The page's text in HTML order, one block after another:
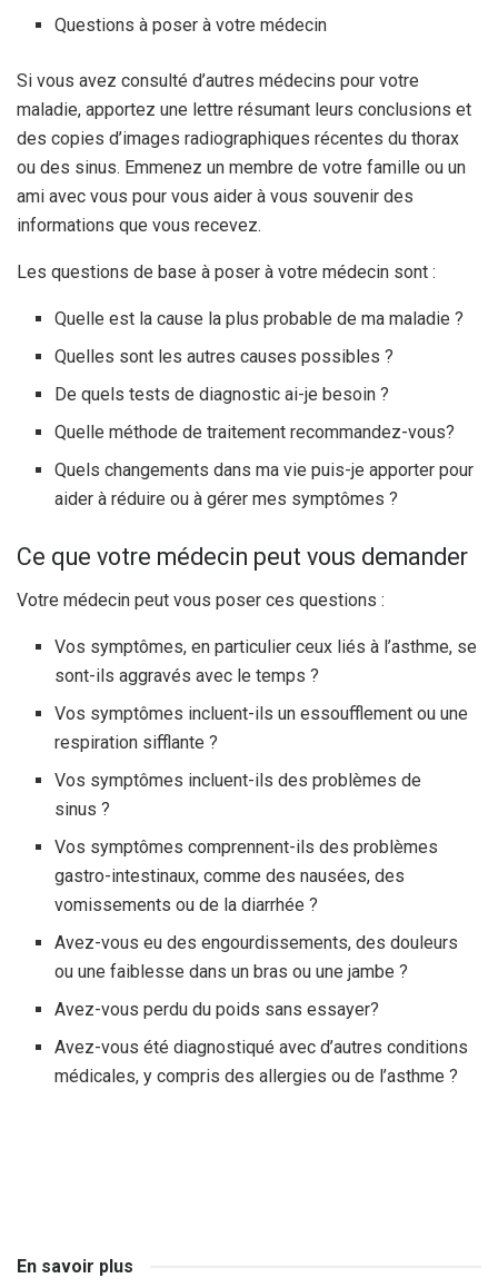
Questions à poser à votre médecin
Si vous avez consulté d’autres médecins pour votre
maladie, apportez une lettre résumant leurs conclusions et
des copies d’images radiographiques récentes du thorax
ou des sinus. Emmenez un membre de votre famille ou un
ami avec vous pour vous aider à vous souvenir des
informations que vous recevez.
Les questions de base à poser à votre médecin sont :
Quelle est la cause la plus probable de ma maladie ?
Quelles sont les autres causes possibles ?
De quels tests de diagnostic ai-je besoin ?
Quelle méthode de traitement recommandez-vous?
Quels changements dans ma vie puis-je apporter pour
aider à réduire ou à gérer mes symptômes ?
Ce que votre médecin peut vous demander
Votre médecin peut vous poser ces questions :
Vos symptômes, en particulier ceux liés à l’asthme, se
sont-ils aggravés avec le temps ?
Vos symptômes incluent-ils un essoufflement ou une
respiration sifflante ?
Vos symptômes incluent-ils des problèmes de
sinus ?
Vos symptômes comprennent-ils des problèmes
gastro-intestinaux, comme des nausées, des
vomissements ou de la diarrhée ?
Avez-vous eu des engourdissements, des douleurs
ou une faiblesse dans un bras ou une jambe ?
Avez-vous perdu du poids sans essayer?
Avez-vous été diagnostiqué avec d’autres conditions
médicales, y compris des allergies ou de l’asthme ?
En savoir plus